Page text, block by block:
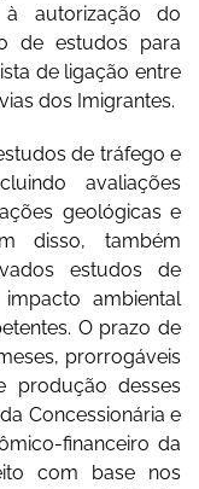
à autorização do
de estudos para
de ligação entre
dos Imigrantes.
de tráfego e
avaliações
geológicas e
disso, também
estudos de
ambiental
O prazo de
prorrogáveis
produção desses
Concessionária e
financeiro da
com base nos